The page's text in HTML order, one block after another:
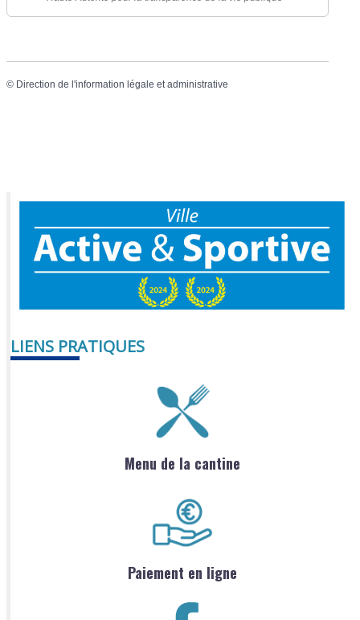
© Direction de l'information légale et administrative
LIENS PRATIQUES
Menu de la cantine
Paiement en ligne